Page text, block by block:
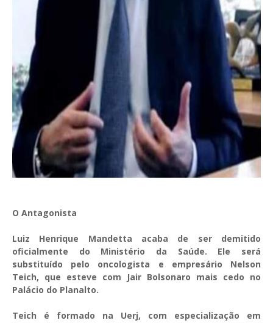
O Antagonista
Luiz Henrique Mandetta acaba de ser demitido
oficialmente do Ministério da Saúde. Ele será
substituído pelo oncologista e empresário Nelson
Teich, que esteve com Jair Bolsonaro mais cedo no
Palácio do Planalto.
Teich é formado na Uerj, com especialização em